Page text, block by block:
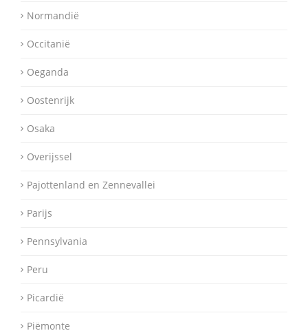
Normandië
Occitanië
Oeganda
Oostenrijk
Osaka
Overijssel
Pajottenland en Zennevallei
Parijs
Pennsylvania
Peru
Picardië
Piëmonte